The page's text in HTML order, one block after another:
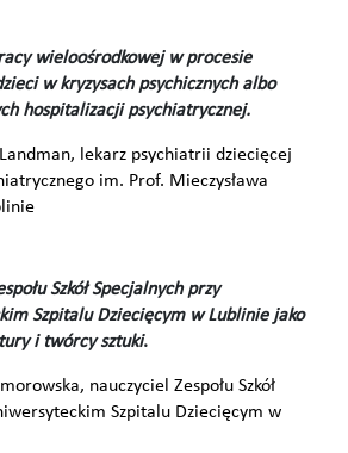
wieloośrodkowej w procesie
w kryzysach psychicznych albo
hospitalizacji psychiatrycznej.
lekarz psychiatrii dziecięcej
im. Prof. Mieczysława
Szkół Specjalnych przy
Szpitalu Dziecięcym w Lublinie jako
i twórcy sztuki.
nauczyciel Zespołu Szkół
Szpitalu Dziecięcym w